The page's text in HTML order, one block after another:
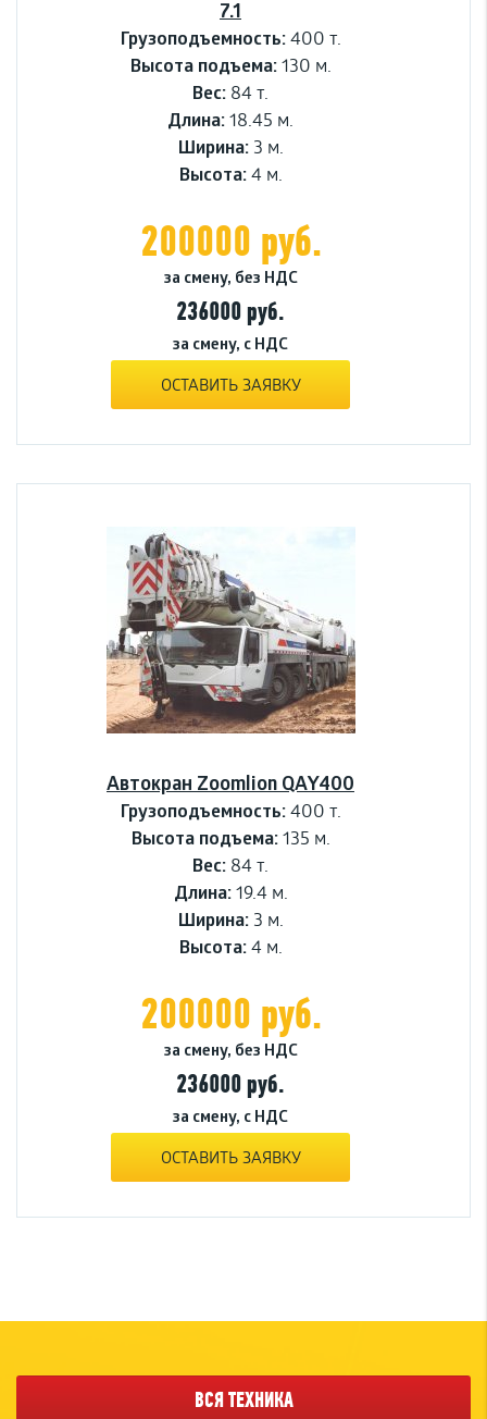
7.1
Грузоподъемность:400 т.
Высота подъема:130 м.
Вес: 84 т.
Длина: 18.45 м.
Ширина:3 м.
Высота:4 м.
200000 руб.
за смену, без НДС
236000 руб.
за смену, с НДС
ОСТАВИТЬ ЗАЯВКУ
Автокран Zoomlion QAY400
Грузоподъемность:400 т.
Высота подъема:135 м.
Вес: 84 т.
Длина:19.4 м.
Ширина:3 м.
Высота:4 м.
200000 руб.
за смену, без НДС
236000 руб.
за смену, с НДС
ОСТАВИТЬ ЗАЯВКУ
ВСЯ ТЕХНИКА